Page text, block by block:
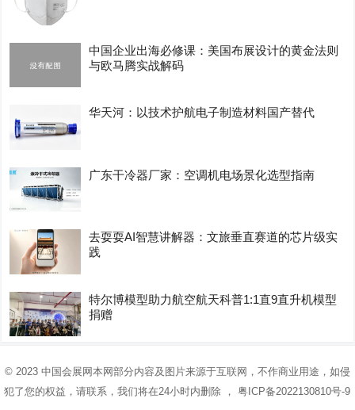
中国企业出海必修课：美国布展设计的黄金法则
与欧马腾实战解码
华天河：以技术护航电子制造材料国产替代
广东干冷器厂家：空调机电场景化选型指南
去耍耍AI智慧讲解器：文旅垂直赛道的芯片级实
践
特尔博模型助力航空航天科普1:1直9直升机模型
捐赠
© 2023 中国会展网本网部分内容及图片来源于互联网，不作商业用途，如侵
犯了您的权益，请联系，我们将在24小时内删除 ，粤ICP备2022130810号-9